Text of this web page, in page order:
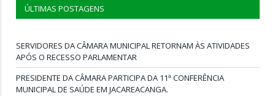
ÚLTIMAS POSTAGENS
SERVIDORES DA CÂMARA MUNICIPAL RETORNAM ÀS ATIVIDADES
APÓS O RECESSO PARLAMENTAR
PRESIDENTE DA CÂMARA PARTICIPA DA 11ª CONFERÊNCIA
MUNICIPAL DE SAÚDE EM JACAREACANGA.